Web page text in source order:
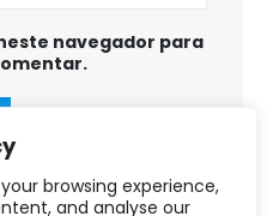
browsing experience,
and analyse our
navegador para